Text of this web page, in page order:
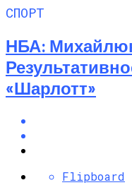
СПОРТ
НБА:
«Шарлотт»
Flipboard